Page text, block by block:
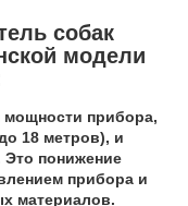
собак
модели
мощности прибора,
18 метров), и
Это понижение
прибора и
материалов.